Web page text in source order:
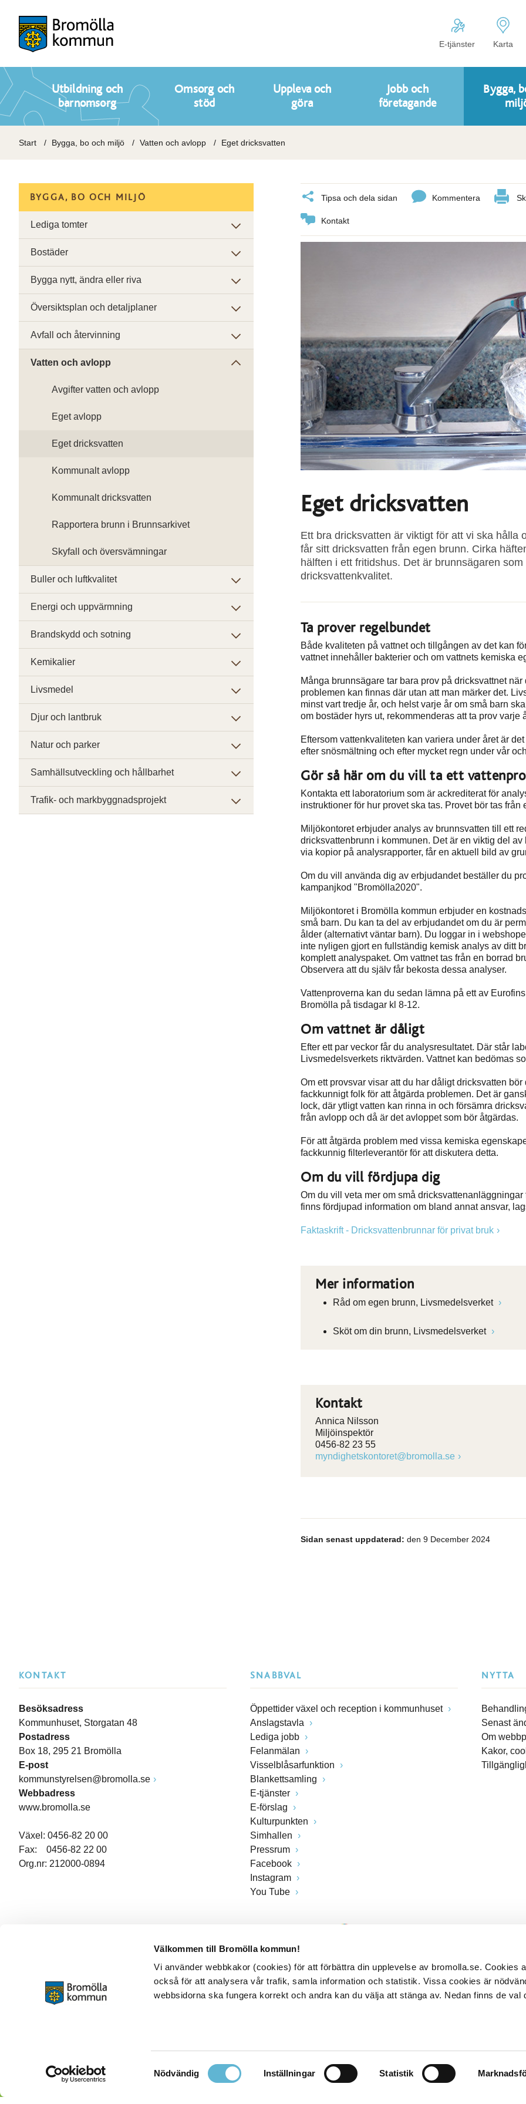
Välkommen till Bromölla kommun!
Vi använder webbkakor (cookies) för att förbättra din upplevelse av bromolla.se. Cookies
också för att analysera vår trafik, samla information och statistik. Vissa cookies är
webbsidorna ska fungera korrekt och andra kan du välja att stänga av. Nedan finns de val
Samtyckesval
Nödvändig Inställningar Statistik
E-tjänster Karta
Utbildning och
barnomsorg
Omsorg och
stöd
Uppleva och
göra
Jobb och
företagande
Bygga,
Start Bygga, bo och miljö Vatten och avlopp Eget dricksvatten
Tipsa och dela sidan Kommentera
Kontakt
Eget dricksvatten
Ett bra dricksvatten är viktigt för att vi ska hålla
får sitt dricksvatten från egen brunn. Cirka
hälften i ett fritidshus. Det är brunnsägaren
dricksvattenkvalitet.
Ta prover regelbundet
Både kvaliteten på vattnet och tillgången av det kan
vattnet innehåller bakterier och om vattnets kemiska
Många brunnsägare tar bara prov på dricksvattnet
problemen kan finnas där utan att man märker det.
minst vart tredje år, och helst varje år om små barn
om bostäder hyrs ut, rekommenderas att ta prov varje
Eftersom vattenkvaliteten kan variera under året är
efter snösmältning och efter mycket regn under vår
Gör så här om du vill ta ett
Kontakta ett laboratorium som är ackrediterat för
instruktioner för hur provet ska tas. Provet bör tas
Miljökontoret erbjuder analys av brunnsvatten till ett
dricksvattenbrunn i kommunen. Det är en viktig del
via kopior på analysrapporter, får en aktuell bild av
Om du vill använda dig av erbjudandet beställer du
kampanjkod "Bromölla2020".
Miljökontoret i Bromölla kommun erbjuder en
små barn. Du kan ta del av erbjudandet om du är
ålder (alternativt väntar barn). Du loggar in i
inte nyligen gjort en fullständig kemisk analys av ditt
komplett analyspaket. Om vattnet tas från en borrad
Observera att du själv får bekosta dessa analyser.
Vattenproverna kan du sedan lämna på ett av
Bromölla på tisdagar kl 8-12.
Om vattnet är dåligt
Efter ett par veckor får du analysresultatet. Där står
Livsmedelsverkets riktvärden. Vattnet kan bedömas
Om ett provsvar visar att du har dåligt dricksvatten
fackkunnigt folk för att åtgärda problemen. Det är
lock, där ytligt vatten kan rinna in och försämra
från avlopp och då är det avloppet som bör åtgärdas.
För att åtgärda problem med vissa kemiska
fackkunnig filterleverantör för att diskutera detta.
Om du vill fördjupa dig
Om du vill veta mer om små
finns fördjupad information om bland annat ansvar,
Faktaskrift - Dricksvattenbrunnar för privat bruk
Mer information
Råd om egen brunn, Livsmedelsverket
Sköt om din brunn, Livsmedelsverket
Kontakt
Annica Nilsson
Miljöinspektör
0456-82 23 55
myndighetskontoret@bromolla.se
Sidan senast uppdaterad: den 9 December 2024
BYGGA, BO OCH MILJÖ
Lediga tomter
Bostäder
Bygga nytt, ändra eller riva
Översiktsplan och detaljplaner
Avfall och återvinning
Vatten och avlopp
Avgifter vatten och avlopp
Eget avlopp
Eget dricksvatten
Kommunalt avlopp
Kommunalt dricksvatten
Rapportera brunn i Brunnsarkivet
Skyfall och översvämningar
Buller och luftkvalitet
Energi och uppvärmning
Brandskydd och sotning
Kemikalier
Livsmedel
Djur och lantbruk
Natur och parker
Samhällsutveckling och hållbarhet
Trafik- och markbyggnadsprojekt
KONTAKT
Besöksadress
Kommunhuset, Storgatan 48
Postadress
Box 18, 295 21 Bromölla
E-post
kommunstyrelsen@bromolla.se
Webbadress
www.bromolla.se
Växel: 0456-82 20 00
Fax: 0456-82 22 00
Org.nr: 212000-0894
SNABBVAL
Öppettider växel och reception i kommunhuset
Anslagstavla
Lediga jobb
Felanmälan
Visselblåsarfunktion
Blankettsamling
E-tjänster
E-förslag
Kulturpunkten
Simhallen
Pressrum
Facebook
Instagram
You Tube
NYTTA
Senast
Om
Kakor,